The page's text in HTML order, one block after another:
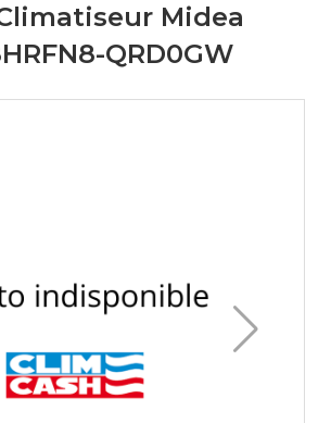
Midea
QRD0GW